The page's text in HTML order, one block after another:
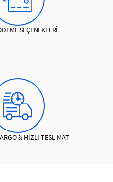
SEÇENEKLERİ
& HIZLI TESLİMAT